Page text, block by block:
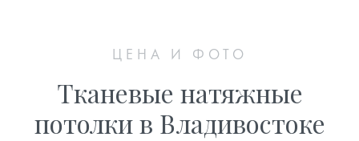
ЦЕНА И ФОТО
Тканевые натяжные
потолки в Владивостоке